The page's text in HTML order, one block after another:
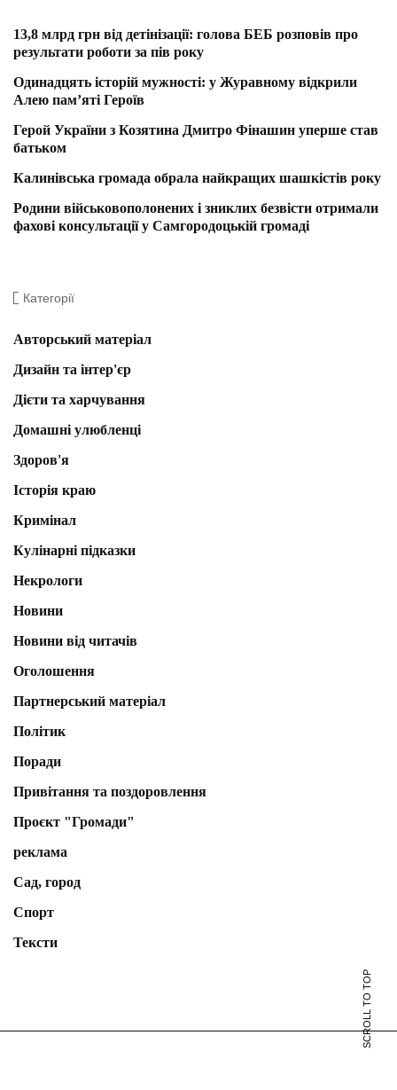
13,8 млрд грн від детінізації: голова БЕБ розповів про
результати роботи за пів року
Одинадцять історій мужності: у Журавному відкрили
Алею пам’яті Героїв
Герой України з Козятина Дмитро Фінашин уперше став
батьком
Калинівська громада обрала найкращих шашкістів року
Родини військовополонених і зниклих безвісти отримали
фахові консультації у Самгородоцькій громаді
Категорії
Авторський матеріал
Дизайн та інтер'єр
Дієти та харчування
Домашні улюбленці
Здоров'я
Історія краю
Кримінал
Кулінарні підказки
Некрологи
Новини
Новини від читачів
Оголошення
Партнерський матеріал
Політик
Поради
Привітання та поздоровлення
Проєкт "Громади"
реклама
Сад, город
Спорт
Тексти
SCROLL TO TOP